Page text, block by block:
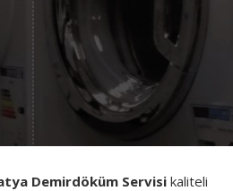
Demirdöküm Servisikaliteli